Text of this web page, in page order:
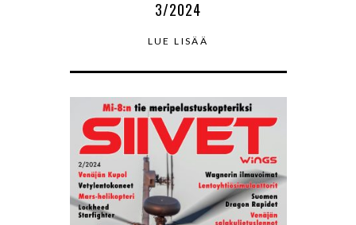
3/2024
LUE LISÄÄ